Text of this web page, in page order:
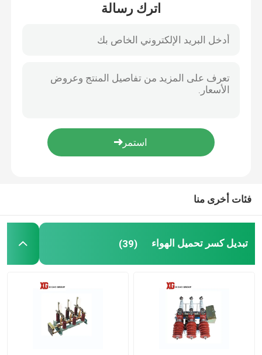
جولة في المعمل
اطلب اقتباس
مفتاح فصل الجهد العالي
قاطع الدارة الكهربائية
اترك رسالة
فئات أخرى منا
تبديل كسر تحميل الهواء (39)